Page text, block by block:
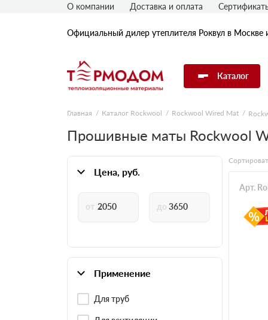
Официальный дилер утеплителя Роквул в Москве
Каталог
Утеплитель Rockwool
Утеплитель Технониколь
О компании Доставка и оплата
Главная Каталог Rockwool Rockwool Wired Mat
Прошивные маты Rockwool
Цена, руб.
Применение
Для труб
Арт.